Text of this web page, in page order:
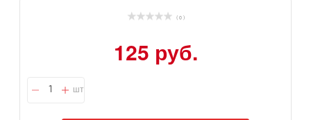
( 0 )
125 руб.
шт